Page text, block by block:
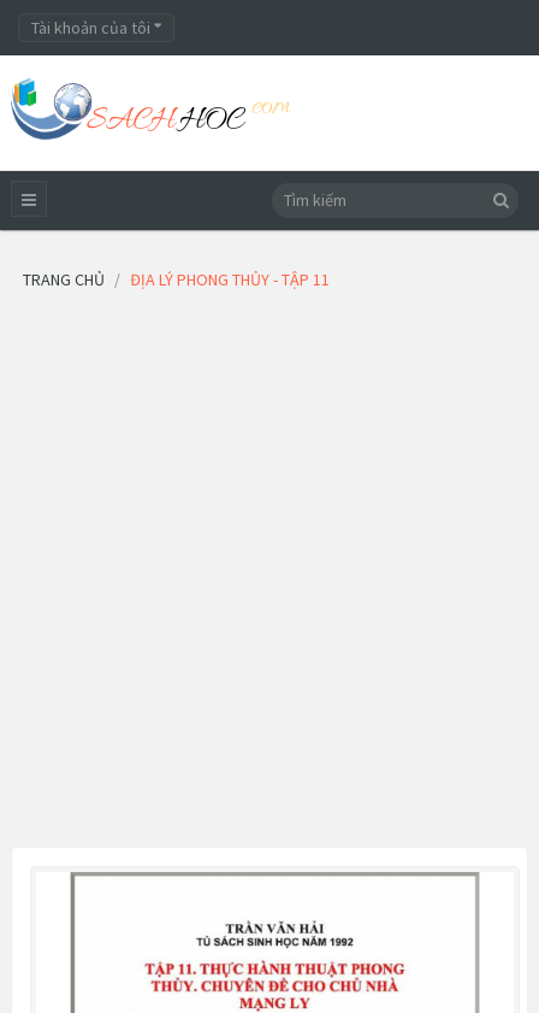
Tài khoản của tôi
TRANG CHỦ ĐỊA LÝ PHONG THỦY - TẬP 11